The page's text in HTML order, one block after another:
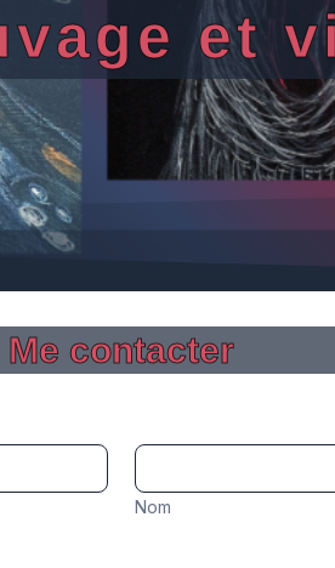
et
Me contacter
Nom
Nom